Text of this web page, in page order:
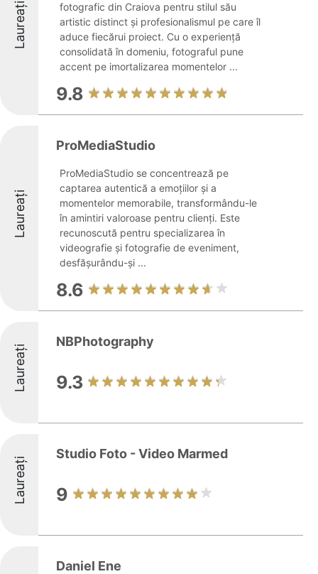
Laureați
fotografic din Craiova pentru stilul său
artistic distinct și profesionalismul pe care îl
aduce fiecărui proiect. Cu o experiență
consolidată în domeniu, fotograful pune
accent pe imortalizarea momentelor ...
9.8
Laureați
ProMediaStudio
ProMediaStudio se concentrează pe
captarea autentică a emoțiilor și a
momentelor memorabile, transformându-le
în amintiri valoroase pentru clienți. Este
recunoscută pentru specializarea în
videografie și fotografie de eveniment,
desfășurându-și ...
8.6
Laureați
NBPhotography
9.3
Laureați
Studio Foto - Video Marmed
9
Daniel Ene